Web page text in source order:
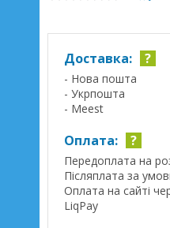
Доставка: ?
- Нова пошта
- Укрпошта
- Meest
Оплата: ?
Передоплата на
Післяплата за
Оплата на сайті
LiqPay